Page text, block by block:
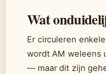
Wat
Er circuleren
wordt AM weleens
— maar dit zijn